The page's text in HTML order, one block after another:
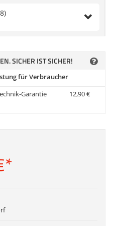
Merkzettel
SICHER IST SICHER!
für Verbraucher
Garantie
12,90€
*